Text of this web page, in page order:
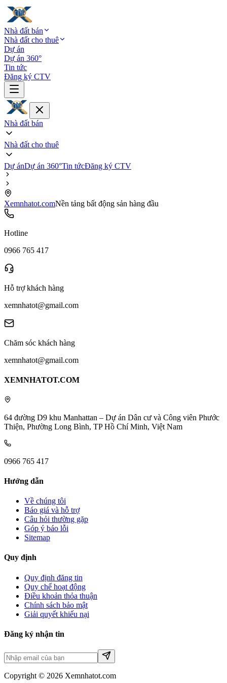
Nhà đất bán
Nhà đất cho thuê
Dự án
Dự án 360°
Tin tức
Đăng ký CTV
Nhà đất bán
Nhà đất cho thuê
Dự ánDự án 360°Tin tứcĐăng ký CTV
Xemnhatot.comNền tảng bất động sản hàng đầu
Hotline
0966 765 417
Hỗ trợ khách hàng
xemnhatot@gmail.com
Chăm sóc khách hàng
xemnhatot@gmail.com
XEMNHATOT.COM
64 đường D9 khu Manhattan – Dự án Dân cư và Công viên Phước
Thiện, Phường Long Bình, TP Hồ Chí Minh, Việt Nam
0966 765 417
Hướng dẫn
Về chúng tôi
Báo giá và hỗ trợ
Câu hỏi thường gặp
Góp ý báo lỗi
Sitemap
Quy định
Quy định đăng tin
Quy chế hoạt động
Điều khoản thỏa thuận
Chính sách bảo mật
Giải quyết khiếu nại
Đăng ký nhận tin
Copyright © 2026 Xemnhatot.com